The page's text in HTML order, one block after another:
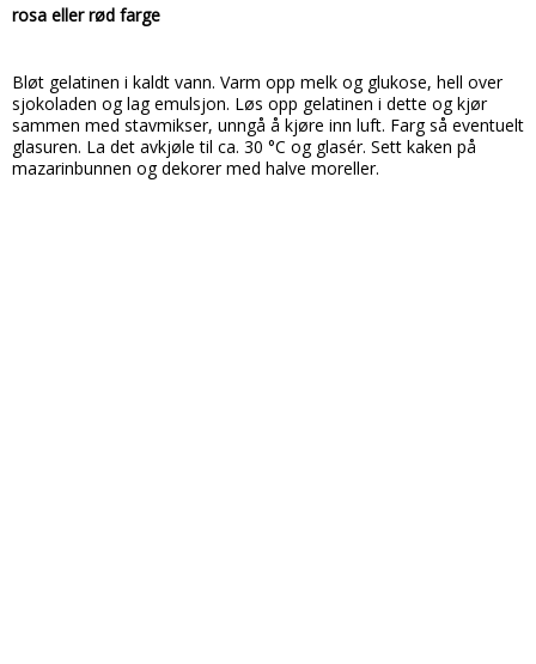
rosa eller rød farge
Bløt gelatinen i kaldt vann. Varm opp melk og glukose, hell over
sjokoladen og lag emulsjon. Løs opp gelatinen i dette og kjør
sammen med stavmikser, unngå å kjøre inn luft. Farg så eventuelt
glasuren. La det avkjøle til ca. 30 °C og glasér. Sett kaken på
mazarinbunnen og dekorer med halve moreller.